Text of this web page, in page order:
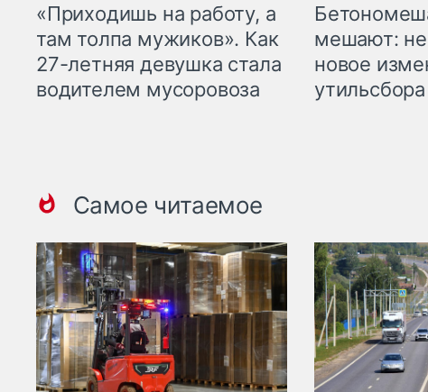
«Приходишь на работу, а
там толпа мужиков». Как
27-летняя девушка стала
водителем мусоровоза
мешают:
новое
утильсбора
Самое читаемое